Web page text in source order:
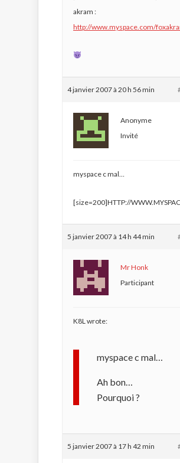
akram :
http://www.myspace.com/
4 janvier 2007 à 20 h 56 min
Anonyme
Invité
myspace c mal…
[size=200]HTTP://
5 janvier 2007 à 14 h 44 min
Mr Honk
Participant
K8L wrote:
myspace c mal…
Ah bon…
Pourquoi ?
5 janvier 2007 à 17 h 42 min